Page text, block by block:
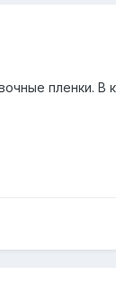
пленки.